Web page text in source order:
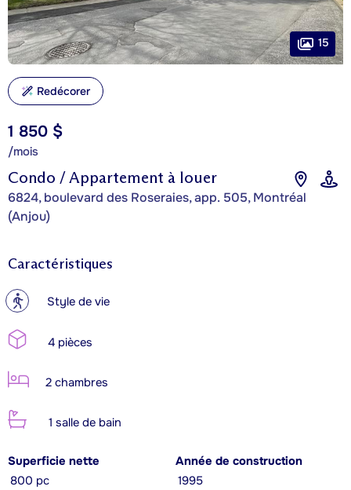
Condo / Appartement à louer
6824, boulevard des Roseraies, app. 505, Montréal
(Anjou)
1 850 $
/mois
15
Redécorer
Caractéristiques
? Style de vie
4 pièces
2 chambres
1 salle de bain
Superficie nette
800 pc
Année de construction
1995